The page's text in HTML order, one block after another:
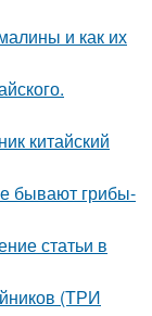
и как их
китайский
бывают грибы-
статьи в
(ТРИ